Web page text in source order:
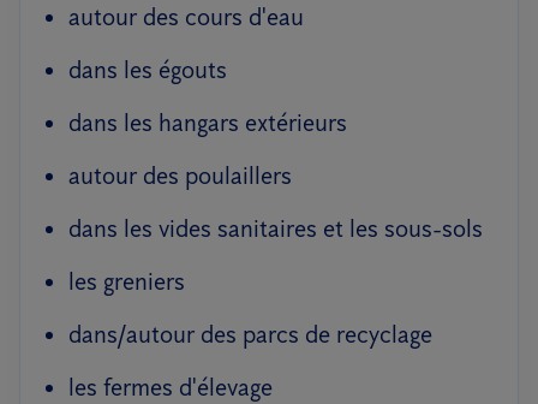
autour des cours d'eau
dans les égouts
dans les hangars extérieurs
autour des poulaillers
dans les vides sanitaires et les sous-sols
les greniers
dans/autour des parcs de recyclage
les fermes d'élevage